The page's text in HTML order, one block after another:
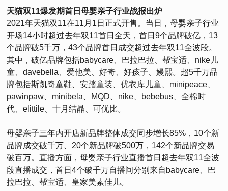
天猫双11爆发期首日母婴亲子行业战报出炉
2021年天猫双11在11月1日正式开售。当日，母婴亲子行业
开场14小时超过去年双11首日全天，首日9个品牌破亿，13
个品牌破5千万，43个品牌首日成交超过去年双11全波段。
其中，破亿品牌包括babycare、巴拉巴拉、帮宝适、nike儿
童、davebella、爱他美、好奇、好孩子、嫚熙。超5千万品
牌包括斯凯奇童鞋、安踏童装、优衣库儿童、minipeace、
pawinpaw、minibela、MQD、nike、bebebus、全棉时
代、elittile、十月结晶、可优比。
母婴亲子三年内开店新品牌整体成交同步增长85%，10个新
品牌成交破千万、20个新品牌破500万，142个新品牌交易
破百万。直播方面，母婴亲子行业直播首日超去年双11全波
段直播成交，首日4个破千万自播间分别来自babycare、巴
拉巴拉、帮宝适、皇家美素佳儿。